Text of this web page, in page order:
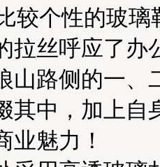
较个性的玻
拉丝呼应了办
山路侧的一、
其中，加上自
业魅力！